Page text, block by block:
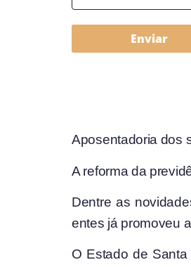
Enviar
Aposentadoria dos
A reforma da
Dentre as
entes já promoveu
O Estado de